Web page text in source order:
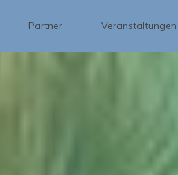
Partner Veranstaltungen